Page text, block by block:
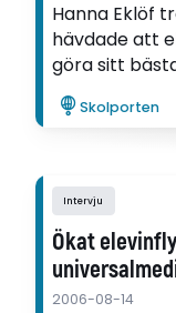
Hanna Eklöf
hävdade att
göra sitt
eftersom
HonSkolporten
Intervju
Ökat
2006-08-14